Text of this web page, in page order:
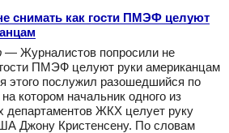
снимать как гости ПМЭФ целуют
— Журналистов попросили не
ПМЭФ целуют руки американцам
этого послужил разошедшийся по
котором начальник одного из
департаментов ЖКХ целует руку
Джону Кристенсену. По словам